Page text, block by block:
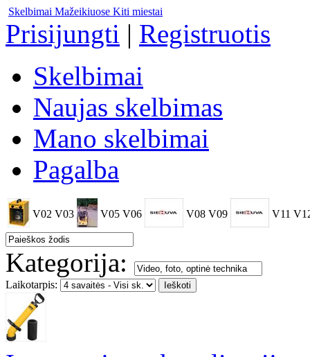
Skelbimai Mažeikiuose Kiti miestai
Prisijungti | Registruotis
Skelbimai
Naujas skelbimas
Mano skelbimai
Pagalba
V02 V03 V05 V06 V08 V09 V11
Kategorija:
Laikotarpis: